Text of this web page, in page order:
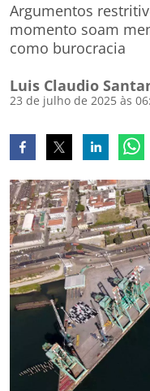
Argumentos
momento soam
como burocracia
Luis Claudio
23 de julho de 2025 às